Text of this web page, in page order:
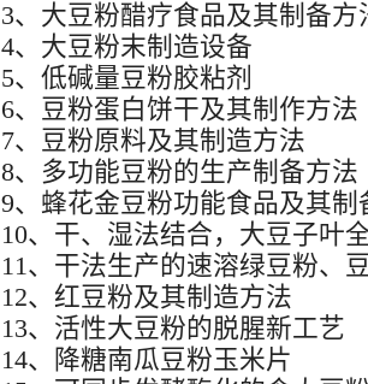
3、大豆粉醋疗食品及其制备方
4、大豆粉末制造设备
5、低碱量豆粉胶粘剂
6、豆粉蛋白饼干及其制作方法
7、豆粉原料及其制造方法
8、多功能豆粉的生产制备方法
9、蜂花金豆粉功能食品及其制
10、干、湿法结合，大豆子叶
11、干法生产的速溶绿豆粉、
12、红豆粉及其制造方法
13、活性大豆粉的脱腥新工艺
14、降糖南瓜豆粉玉米片